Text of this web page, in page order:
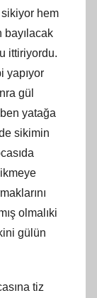
sikiyor hem
ittiriyordu.
yapıyor
gül
yatağa
sikimin
olmalıki
gülün
tiz